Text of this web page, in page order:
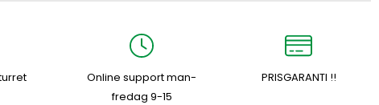
Online support man-
fredag 9-15
PRISGARANTI !!